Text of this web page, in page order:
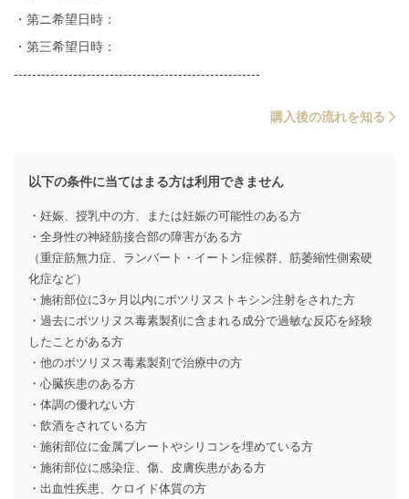
・第ニ希望日時：
・第三希望日時：
------------------------------------------------------
購入後の流れを知る
以下の条件に当てはまる方は利用できません
・妊娠、授乳中の方、または妊娠の可能性のある方
・全身性の神経筋接合部の障害がある方
（重症筋無力症、ランバート・イートン症候群、筋萎縮性側索硬
化症など）
・施術部位に3ヶ月以内にボツリヌストキシン注射をされた方
・過去にボツリヌス毒素製剤に含まれる成分で過敏な反応を経験
したことがある方
・他のボツリヌス毒素製剤で治療中の方
・心臓疾患のある方
・体調の優れない方
・飲酒をされている方
・施術部位に金属プレートやシリコンを埋めている方
・施術部位に感染症、傷、皮膚疾患がある方
・出血性疾患、ケロイド体質の方